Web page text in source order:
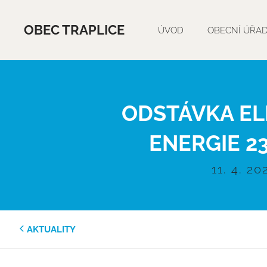
OBEC TRAPLICE ÚVOD OBECNÍ
ODSTÁVKA
ENERGIE
11. 4.
AKTUALITY